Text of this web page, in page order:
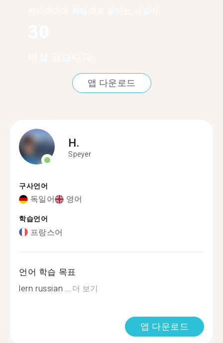
앱 다운로드
H.
Speyer
구사언어
독일어 영어
학습언어
프랑스어
언어 학습 목표
lern russian ... 더 보기
앱 다운로드